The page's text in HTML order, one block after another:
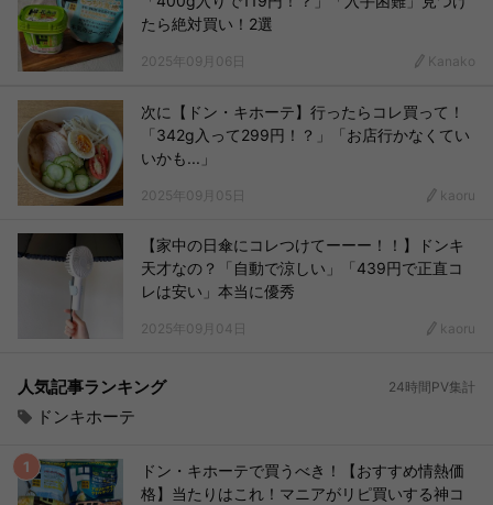
たら絶対買い！2選
2025年09月06日 Kanako
次に【ドン・キホーテ】行ったらコレ買って！
「342g入って299円！？」「お店行かなくてい
いかも...」
2025年09月05日 kaoru
【家中の日傘にコレつけてーーー！！】ドンキ
天才なの？「自動で涼しい」「439円で正直コ
レは安い」本当に優秀
2025年09月04日 kaoru
人気記事ランキング 24時間PV集計
ドンキホーテ
ドン・キホーテで買うべき！【おすすめ情熱価
格】当たりはこれ！マニアがリピ買いする神コ